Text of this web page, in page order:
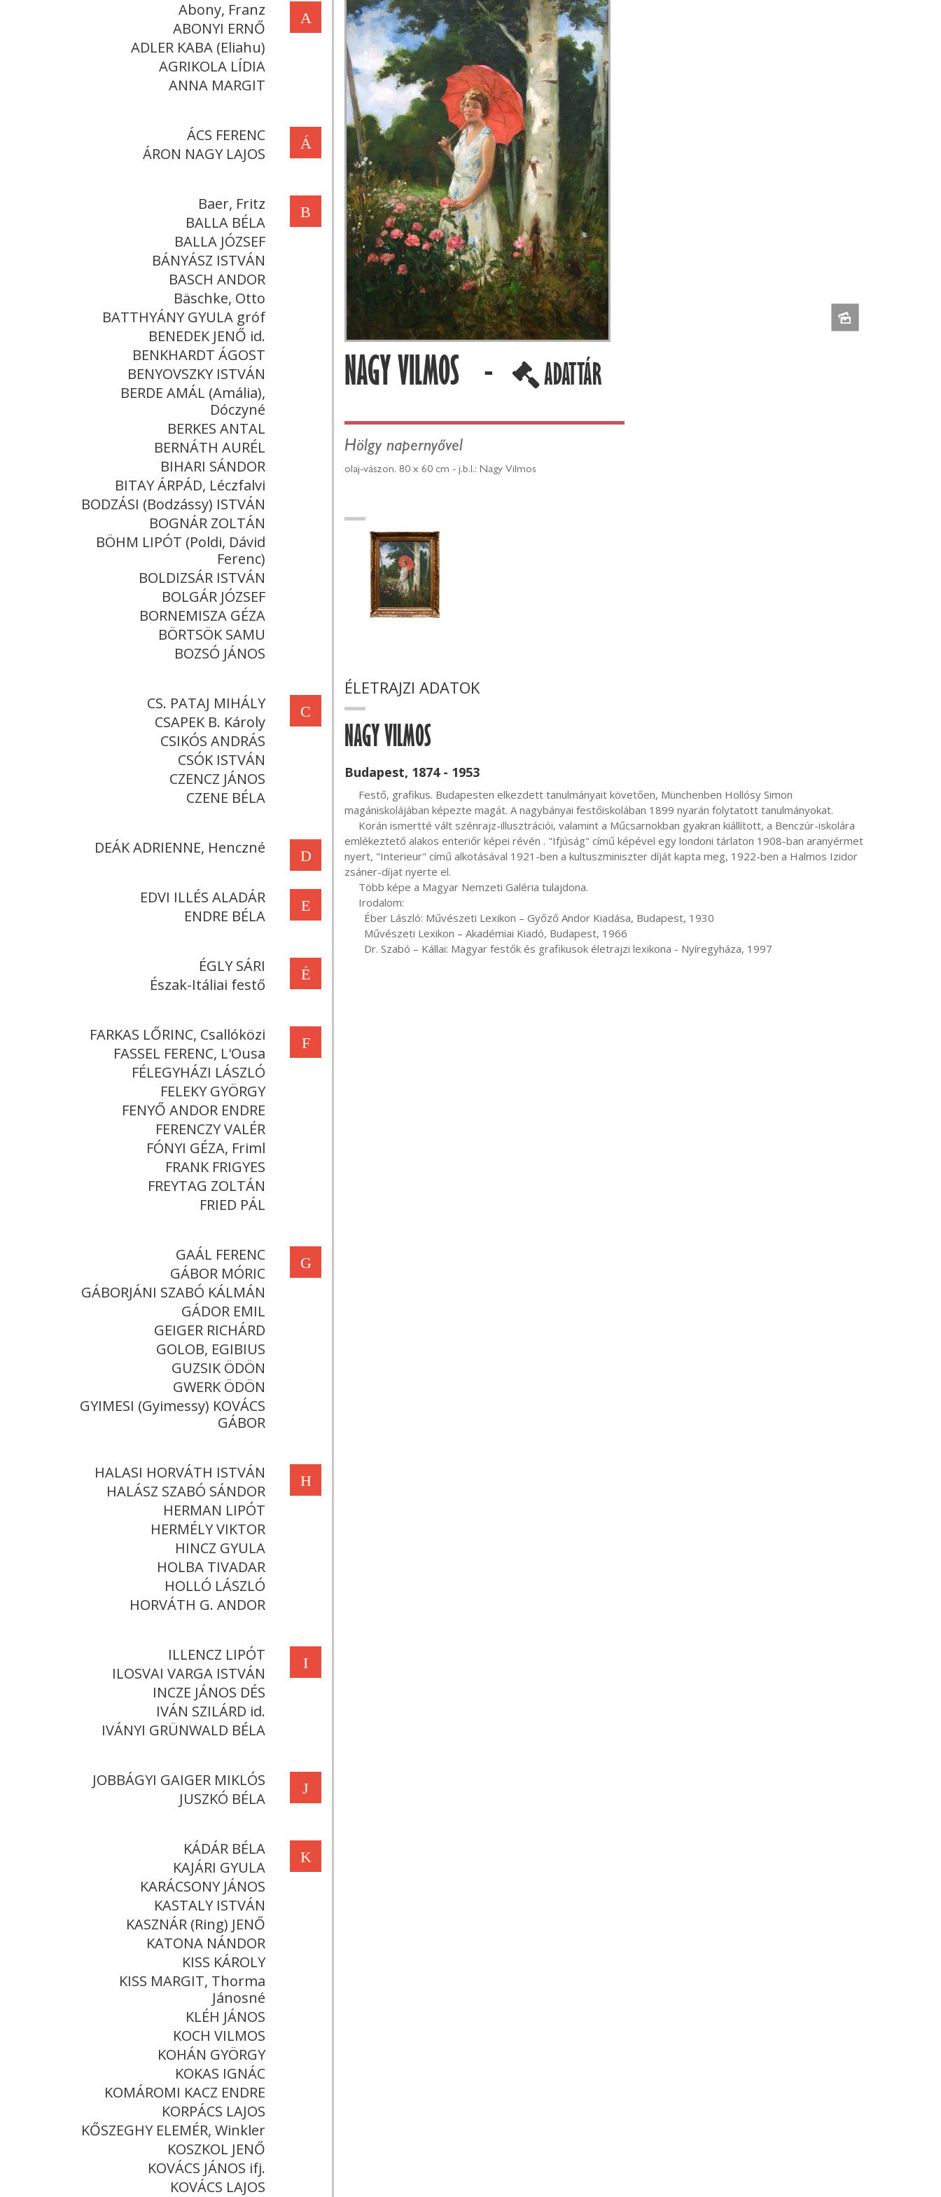
A
Abony, Franz
ABONYI ERNŐ
ADLER KABA (Eliahu)
AGRIKOLA LÍDIA
ANNA MARGIT
Á
ÁCS FERENC
ÁRON NAGY LAJOS
B
Baer, Fritz
BALLA BÉLA
BALLA JÓZSEF
BÁNYÁSZ ISTVÁN
BASCH ANDOR
Bäschke, Otto
BATTHYÁNY GYULA gróf
BENEDEK JENŐ id.
BENKHARDT ÁGOST
BENYOVSZKY ISTVÁN
BERDE AMÁL (Amália),
Dóczyné
BERKES ANTAL
BERNÁTH AURÉL
BIHARI SÁNDOR
BITAY ÁRPÁD, Léczfalvi
BODZÁSI (Bodzássy) ISTVÁN
BOGNÁR ZOLTÁN
BÖHM LIPÓT (Poldi, Dávid
Ferenc)
BOLDIZSÁR ISTVÁN
BOLGÁR JÓZSEF
BORNEMISZA GÉZA
BÖRTSÖK SAMU
BOZSÓ JÁNOS
C
CS. PATAJ MIHÁLY
CSAPEK B. Károly
CSIKÓS ANDRÁS
CSÓK ISTVÁN
CZENCZ JÁNOS
CZENE BÉLA
D
DEÁK ADRIENNE, Henczné
E
EDVI ILLÉS ALADÁR
ENDRE BÉLA
É
ÉGLY SÁRI
Észak-Itáliai festő
F
FARKAS LŐRINC, Csallóközi
FASSEL FERENC, L'Ousa
FÉLEGYHÁZI LÁSZLÓ
FELEKY GYÖRGY
FENYŐ ANDOR ENDRE
FERENCZY VALÉR
FÓNYI GÉZA, Friml
FRANK FRIGYES
FREYTAG ZOLTÁN
FRIED PÁL
G
GAÁL FERENC
GÁBOR MÓRIC
GÁBORJÁNI SZABÓ KÁLMÁN
GÁDOR EMIL
GEIGER RICHÁRD
GOLOB, EGIBIUS
GUZSIK ÖDÖN
GWERK ÖDÖN
GYIMESI (Gyimessy) KOVÁCS
GÁBOR
H
HALASI HORVÁTH ISTVÁN
HALÁSZ SZABÓ SÁNDOR
HERMAN LIPÓT
HERMÉLY VIKTOR
HINCZ GYULA
HOLBA TIVADAR
HOLLÓ LÁSZLÓ
HORVÁTH G. ANDOR
I
ILLENCZ LIPÓT
ILOSVAI VARGA ISTVÁN
INCZE JÁNOS DÉS
IVÁN SZILÁRD id.
IVÁNYI GRÜNWALD BÉLA
J
JOBBÁGYI GAIGER MIKLÓS
JUSZKÓ BÉLA
K
KÁDÁR BÉLA
KAJÁRI GYULA
KARÁCSONY JÁNOS
KASTALY ISTVÁN
KASZNÁR (Ring) JENŐ
KATONA NÁNDOR
KISS KÁROLY
KISS MARGIT, Thorma
Jánosné
KLÉH JÁNOS
KOCH VILMOS
KOHÁN GYÖRGY
KOKAS IGNÁC
KOMÁROMI KACZ ENDRE
KORPÁCS LAJOS
KŐSZEGHY ELEMÉR, Winkler
KOSZKOL JENŐ
KOVÁCS JÁNOS ifj.
KOVÁCS LAJOS
NAGY VILMOS - ADATTÁR
Hölgy napernyővel
olaj-vászon, 80 x 60 cm - j.b.l.: Nagy Vilmos
ÉLETRAJZI ADATOK
NAGY VILMOS
Budapest, 1874 - 1953
magániskolájában képezte magát. A nagybányai festőiskolában 1899 nyarán folytatott tanulmányokat.
emlékeztető alakos enteriőr képei révén . "Ifjúság" című képével egy londoni tárlaton 1908-ban aranyérmet
nyert, "Interieur" című alkotásával 1921-ben a kultuszminiszter díját kapta meg, 1922-ben a Halmos Izidor
zsáner-díjat nyerte el.
       Dr. Szabó – Kállai: Magyar festők és grafikusok életrajzi lexikona - Nyíregyháza, 1997